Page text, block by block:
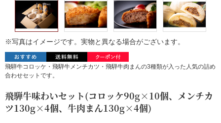
※写真はイメージです。実物と異なる場合がございます。
飛騨牛コロッケ・飛騨牛メンチカツ・飛騨牛肉まんの3種類が入った人気の詰め
合わせセットです。
飛騨牛味わいセット(コロッケ90g×10個、メンチカ
ツ130g×4個、牛肉まん130g×4個)